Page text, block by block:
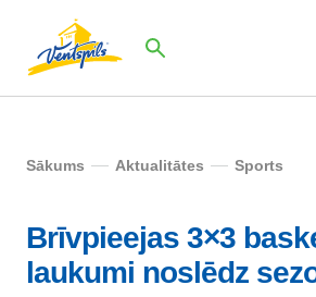
Sākums Aktualitātes Sports
Brīvpieejas 3×3
laukumi noslēdz